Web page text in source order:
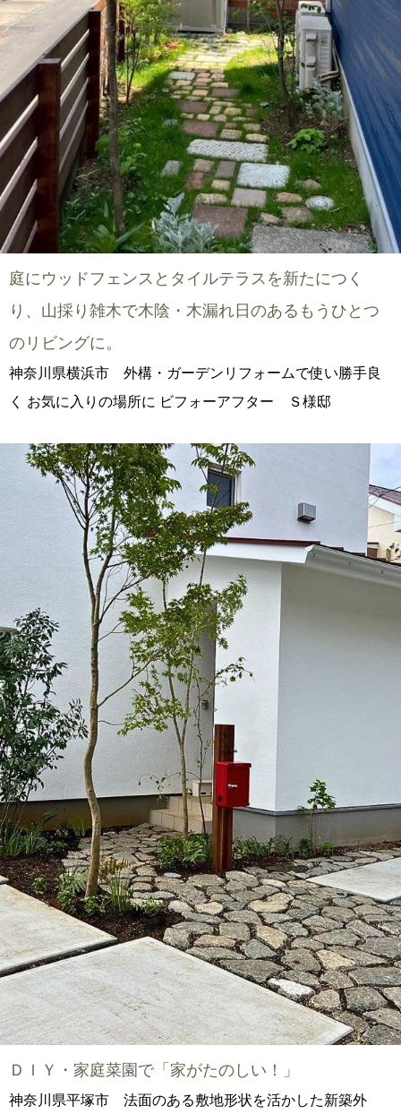
庭にウッドフェンスとタイルテラスを新たにつく
り、山採り雑木で木陰・木漏れ日のあるもうひとつ
のリビングに。
神奈川県横浜市 外構・ガーデンリフォームで使い勝手良
く お気に入りの場所に ビフォーアフター Ｓ様邸
ＤＩＹ・家庭菜園で「家がたのしい！」
神奈川県平塚市 法面のある敷地形状を活かした新築外